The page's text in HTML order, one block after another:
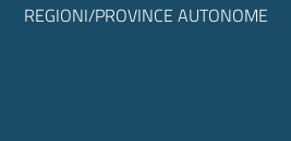
REGIONI/PROVINCE AUTONOME